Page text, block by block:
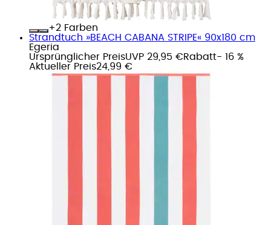
+
Farben
Strandtuch »BEACH CABANA STRIPE« 90x180 cm
Egeria
Ursprünglicher PreisUVP 29,95 €Rabatt- 16 %
Aktueller Preis24,99 €